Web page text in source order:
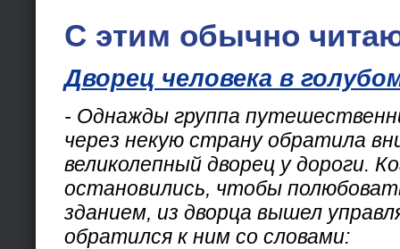
С этим обычно
Дворец человека в
- Однажды группа
через некую страну обратила
великолепный дворец у дороги.
остановились, чтобы
зданием, из дворца вышел
обратился к ним со словами: